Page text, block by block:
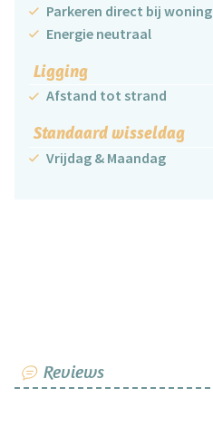
Parkeren direct bij woning
Energie neutraal
Ligging
Afstand tot strand
Standaard wisseldag
Vrijdag & Maandag
Reviews